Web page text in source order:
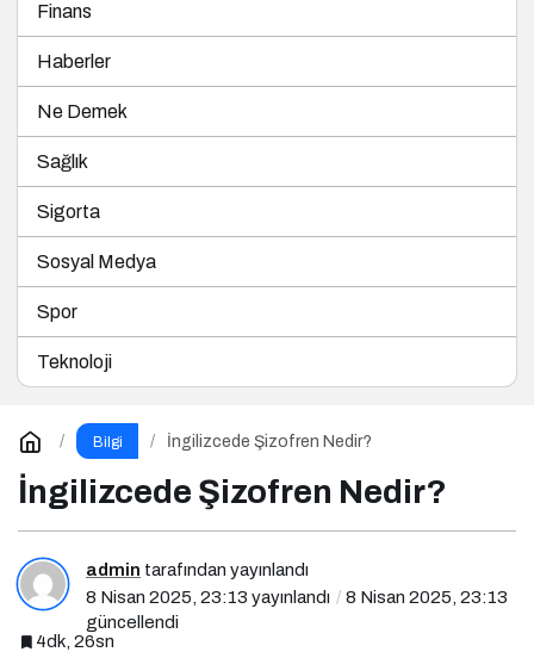
Finans
Haberler
Ne Demek
Sağlık
Sigorta
Sosyal Medya
Spor
Teknoloji
Bilgi İngilizcede Şizofren Nedir?
İngilizcede Şizofren Nedir?
admin tarafından yayınlandı
8 Nisan 2025, 23:13 yayınlandı
8 Nisan 2025, 23:13
güncellendi
4dk, 26sn